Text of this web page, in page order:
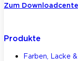
Zum
Produkte
Farben, Lacke